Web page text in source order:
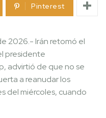
Pinterest
2026.- Irán retomó el
presidente
advirtió de que no se
a reanudar los
del miércoles, cuando